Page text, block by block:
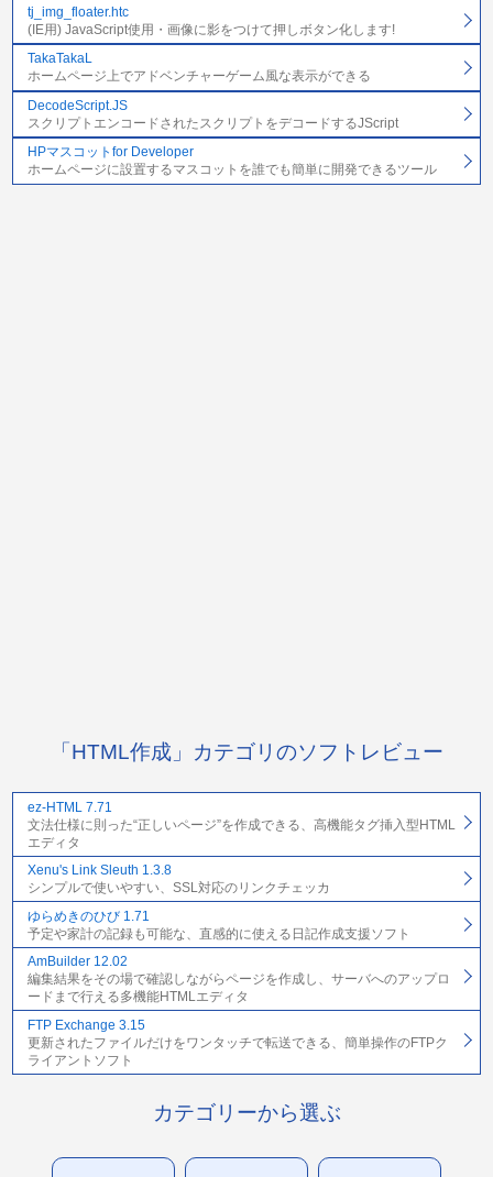
tj_img_floater.htc
(IE用) JavaScript使用・画像に影をつけて押しボタン化します!
TakaTakaL
ホームページ上でアドベンチャーゲーム風な表示ができる
DecodeScript.JS
スクリプトエンコードされたスクリプトをデコードするJScript
HPマスコットfor Developer
ホームページに設置するマスコットを誰でも簡単に開発できるツール
「HTML作成」カテゴリのソフトレビュー
ez-HTML 7.71
文法仕様に則った“正しいページ”を作成できる、高機能タグ挿入型HTML
エディタ
Xenu's Link Sleuth 1.3.8
シンプルで使いやすい、SSL対応のリンクチェッカ
ゆらめきのひび 1.71
予定や家計の記録も可能な、直感的に使える日記作成支援ソフト
AmBuilder 12.02
編集結果をその場で確認しながらページを作成し、サーバへのアップロ
ードまで行える多機能HTMLエディタ
FTP Exchange 3.15
更新されたファイルだけをワンタッチで転送できる、簡単操作のFTPク
ライアントソフト
カテゴリーから選ぶ